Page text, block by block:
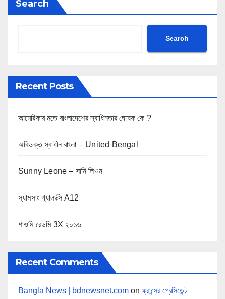
Search
Search
Recent Posts
আমেরিকার মতে বাংলাদেশের স্বাধিনতার ঘোষক কে ?
অবিভক্ত স্বাধীন বাংলা – United Bengal
Sunny Leone – সানি লিওন
স্যামসাং গ্যালাক্সি A12
শাওমি রেডমি 3X ২০১৬
Recent Comments
Bangla News | bdnewsnet.com onফ্রান্সের প্রেসিডেন্ট